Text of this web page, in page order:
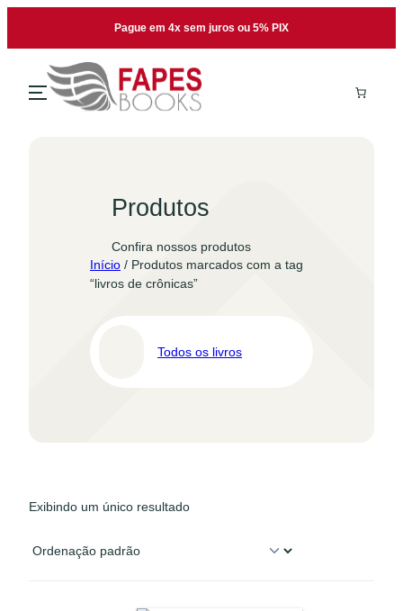
o
conteúdo
Pague em 4x sem juros ou 5% PIX
Produtos
Confira nossos produtos
Início / Produtos marcados com a tag
“livros de crônicas”
Todos os livros
Exibindo um único resultado